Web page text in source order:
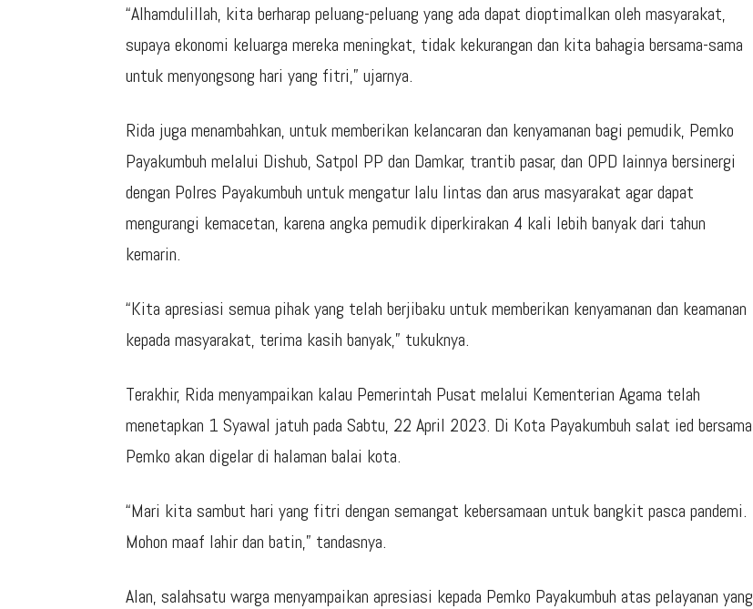
“Alhamdulillah, kita berharap peluang-peluang yang ada dapat dioptimalkan oleh masyarakat,
supaya ekonomi keluarga mereka meningkat, tidak kekurangan dan kita bahagia bersama-sama
untuk menyongsong hari yang fitri,” ujarnya.
Rida juga menambahkan, untuk memberikan kelancaran dan kenyamanan bagi pemudik, Pemko
Payakumbuh melalui Dishub, Satpol PP dan Damkar, trantib pasar, dan OPD lainnya bersinergi
dengan Polres Payakumbuh untuk mengatur lalu lintas dan arus masyarakat agar dapat
mengurangi kemacetan, karena angka pemudik diperkirakan 4 kali lebih banyak dari tahun
kemarin.
“Kita apresiasi semua pihak yang telah berjibaku untuk memberikan kenyamanan dan keamanan
kepada masyarakat, terima kasih banyak,” tukuknya.
Terakhir, Rida menyampaikan kalau Pemerintah Pusat melalui Kementerian Agama telah
menetapkan 1 Syawal jatuh pada Sabtu, 22 April 2023. Di Kota Payakumbuh salat ied bersama
Pemko akan digelar di halaman balai kota.
“Mari kita sambut hari yang fitri dengan semangat kebersamaan untuk bangkit pasca pandemi.
Mohon maaf lahir dan batin,” tandasnya.
Alan, salahsatu warga menyampaikan apresiasi kepada Pemko Payakumbuh atas pelayanan yang